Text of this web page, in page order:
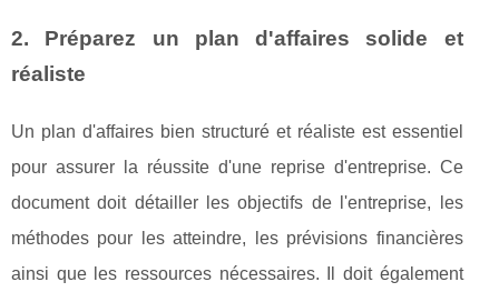
2. Préparez un plan d'affaires solide et
réaliste
Un plan d'affaires bien structuré et réaliste est essentiel
pour assurer la réussite d'une reprise d'entreprise. Ce
document doit détailler les objectifs de l'entreprise, les
méthodes pour les atteindre, les prévisions financières
ainsi que les ressources nécessaires. Il doit également